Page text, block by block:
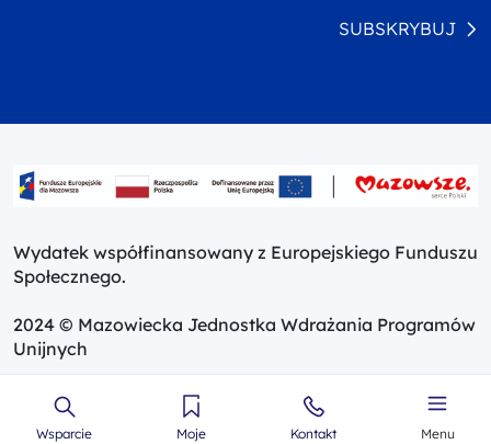
Wsparcie Moje Kontakt Menu
SUBSKRYBUJ
Wydatek współfinansowany z Europejskiego Funduszu
Społecznego.
2024 © Mazowiecka Jednostka Wdrażania Programów
Unijnych